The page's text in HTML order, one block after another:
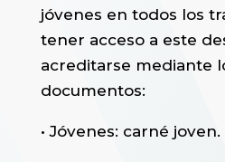
jóvenes en todos los
tener acceso a este
acreditarse mediante
documentos:
• Jóvenes: carné joven.